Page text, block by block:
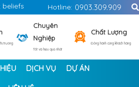
Hotline: 0903.309.909
trường
Chuyên
Nghiệp
Tốt và hiệu quả nhất
Chất Lượng
Đồng hành cùng khách hàng
DỊCH VỤ DỰ ÁN